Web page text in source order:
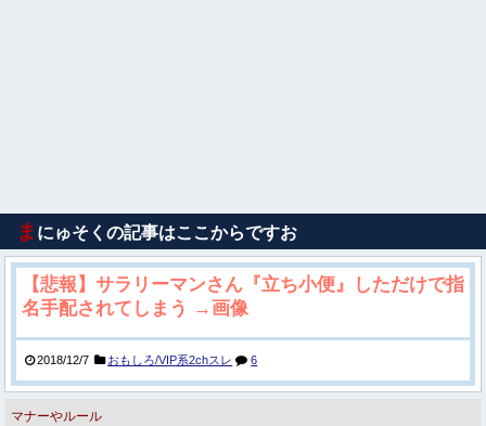
ま にゅそくの記事はここからですお
【悲報】サラリーマンさん『立ち小便』しただけで指
名手配されてしまう →画像
2018/12/7 おもしろ/VIP系2chスレ 6
マナーやルール